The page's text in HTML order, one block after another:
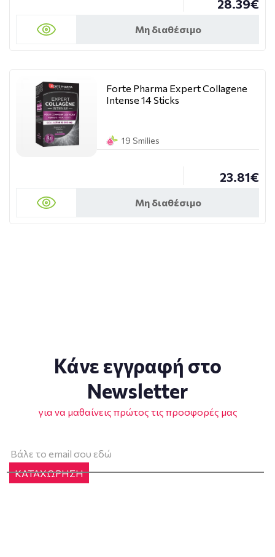
28.39€
Μη διαθέσιμο
Forte Pharma Expert Collagene
Intense 14 Sticks
19 Smilies
23.81€
Μη διαθέσιμο
Κάνε εγγραφή στο
Newsletter
για να μαθαίνεις πρώτος τις προσφορές μας
ΚΑΤΑΧΩΡΗΣΗ